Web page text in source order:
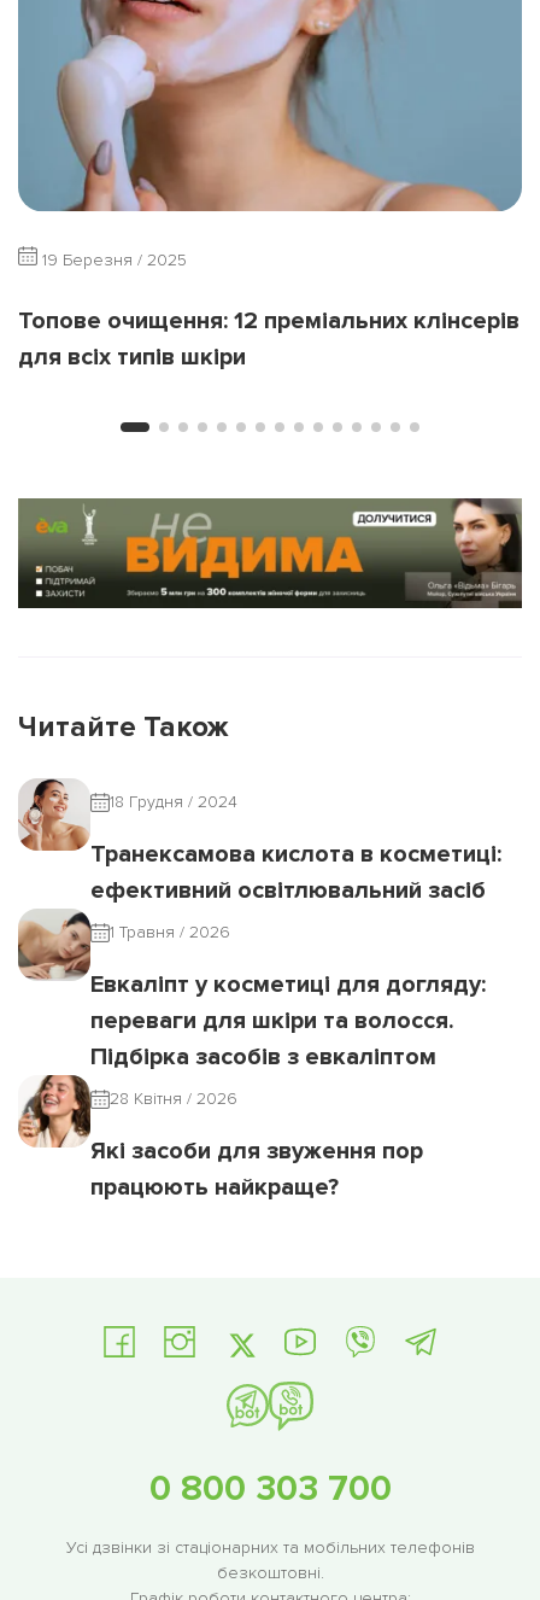
19 Березня / 2025
Топове очищення: 12 преміальних клінсерів
для всіх типів шкіри
Читайте Також
18 Грудня / 2024
Транексамова кислота в косметиці:
ефективний освітлювальний засіб
1 Травня / 2026
Евкаліпт у косметиці для догляду:
переваги для шкіри та волосся.
Підбірка засобів з евкаліптом
28 Квітня / 2026
Які засоби для звуження пор
працюють найкраще?
0 800 303 700
Усі дзвінки зі стаціонарних та мобільних телефонів
безкоштовні.